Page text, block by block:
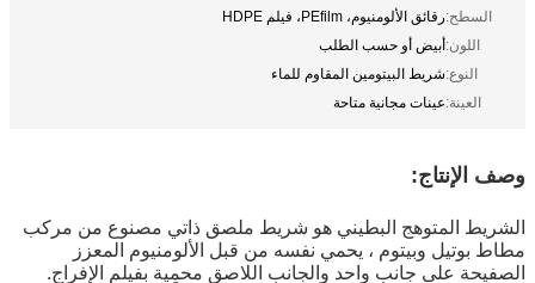
السطح:رقائق الألومنيوم، PEfilm، فيلم HDPE
اللون:أبيض أو حسب الطلب
النوع:شريط البيتومين المقاوم للماء
العينة:عينات مجانية متاحة
وصف الإنتاج:
مطاط بوتيل وبيتوم ، يحمي نفسه من قبل الألومنيوم المعزز
الصفيحة على جانب واحد والجانب اللاصق محمية بفيلم الإفراج.